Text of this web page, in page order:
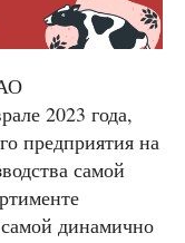
2023 года,
предприятия на
самой
динамично